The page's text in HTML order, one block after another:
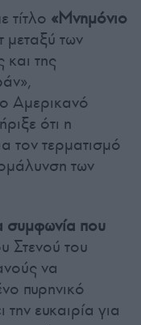
τίτλο «Μνημόνιο
μεταξύ των
της
Αμερικανό
ότι η
τον τερματισμό
των
συμφωνία που
Στενού του
να
πυρηνικό
ευκαιρία για